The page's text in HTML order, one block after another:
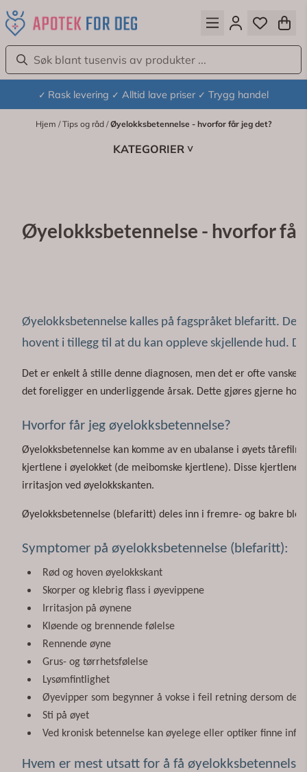
Hopp til innhold
✓ Rask levering ✓ Alltid lave priser ✓ Trygg handel
Hjem /Tips og råd /Øyelokksbetennelse - hvorfor får jeg det?
KATEGORIER >
Øyelokksbetennelse - hvorfor får
Øyelokksbetennelse kalles på fagspråket blefaritt.
hovent i tillegg til at du kan oppleve skjellende hud.
Det er enkelt å stille denne diagnosen, men det er ofte
det foreligger en underliggende årsak. Dette gjøres gjerne hos
Hvorfor får jeg øyelokksbetennelse?
Øyelokksbetennelse kan komme av en ubalanse i øyets
kjertlene i øyelokket (de meibomske kjertlene). Disse
irritasjon ved øyelokkskanten.
Øyelokksbetennelse (blefaritt) deles inn i fremre- og bakre
Symptomer på øyelokksbetennelse (blefaritt):
Rød og hoven øyelokkskant
Skorper og klebrig flass i øyevippene
Irritasjon på øynene
Kløende og brennende følelse
Rennende øyne
Grus- og tørrhetsfølelse
Lysømfintlighet
Øyevipper som begynner å vokse i feil retning dersom det
Sti på øyet
Ved kronisk betennelse kan øyelege eller optiker finne
Hvem er mest utsatt for å få